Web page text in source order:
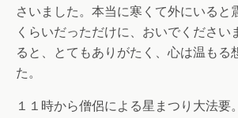
さいました。本当に寒くて外にいると
くらいだっただけに、おいでください
ると、とてもありがたく、心は温もる
た。
１１時から僧侶による星まつり大法要